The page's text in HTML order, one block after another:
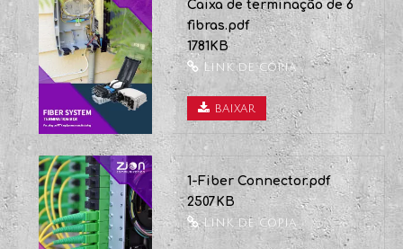
Catálogo de cabos e
tranças de fibra óptica.pdf
1980KB
Link de cópia
baixar
Caixa de terminação de 6
fibras.pdf
1781KB
Link de cópia